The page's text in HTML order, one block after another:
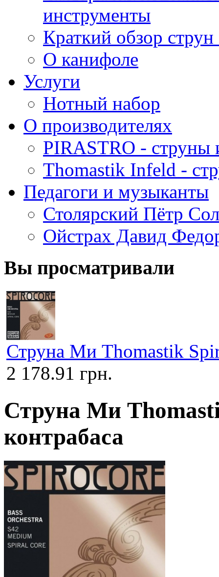
инструменты
Краткий обзор
О канифоле
Услуги
Нотный набор
О производителях
PIRASTRO - струны
Thomastik Infeld -
Педагоги и музыканты
Столярский Пётр
Ойстрах Давид
Вы просматривали
Струна Ми Thomastik
2 178.91 грн.
Струна Ми
контрабаса